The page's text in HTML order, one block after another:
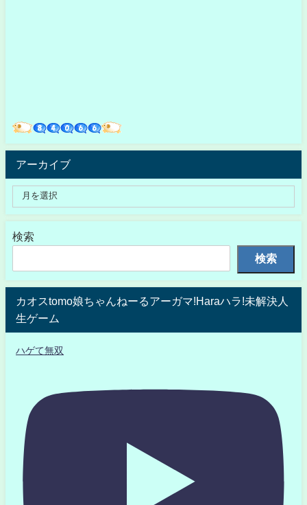
アーカイブ
検索
検索
カオスtomo娘ちゃんねーるアーガマ!Haraハラ!未解決人
生ゲーム
ハゲて無双